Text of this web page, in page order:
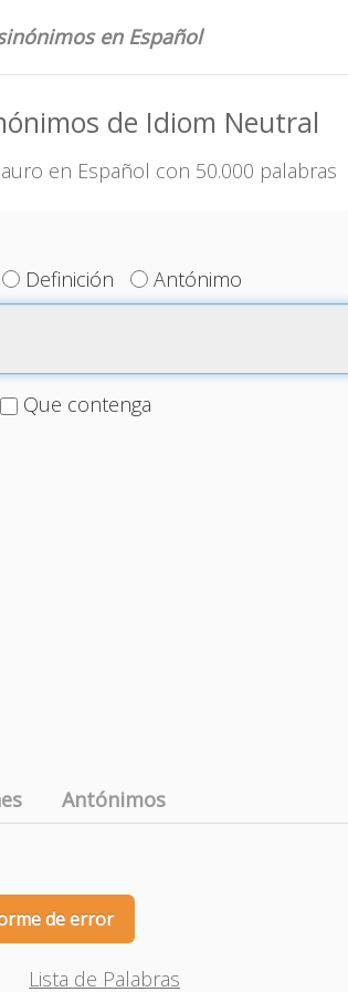
en Español
de Idiom Neutral
en Español con 50.000 palabras
Definición Antónimo
Que contenga
Antónimos
de error
Lista de Palabras